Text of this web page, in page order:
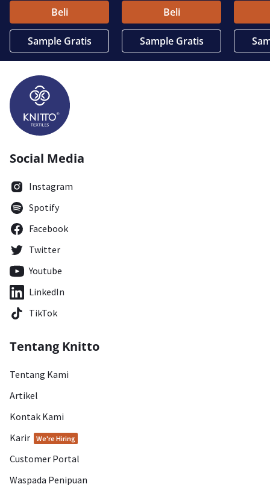
Beli
Sample Gratis
Beli
Sample Gratis
Social Media
Instagram
Spotify
Facebook
Twitter
Youtube
LinkedIn
TikTok
Tentang Knitto
Tentang Kami
Artikel
Kontak Kami
Karir
We're Hiring
Customer Portal
Waspada Penipuan